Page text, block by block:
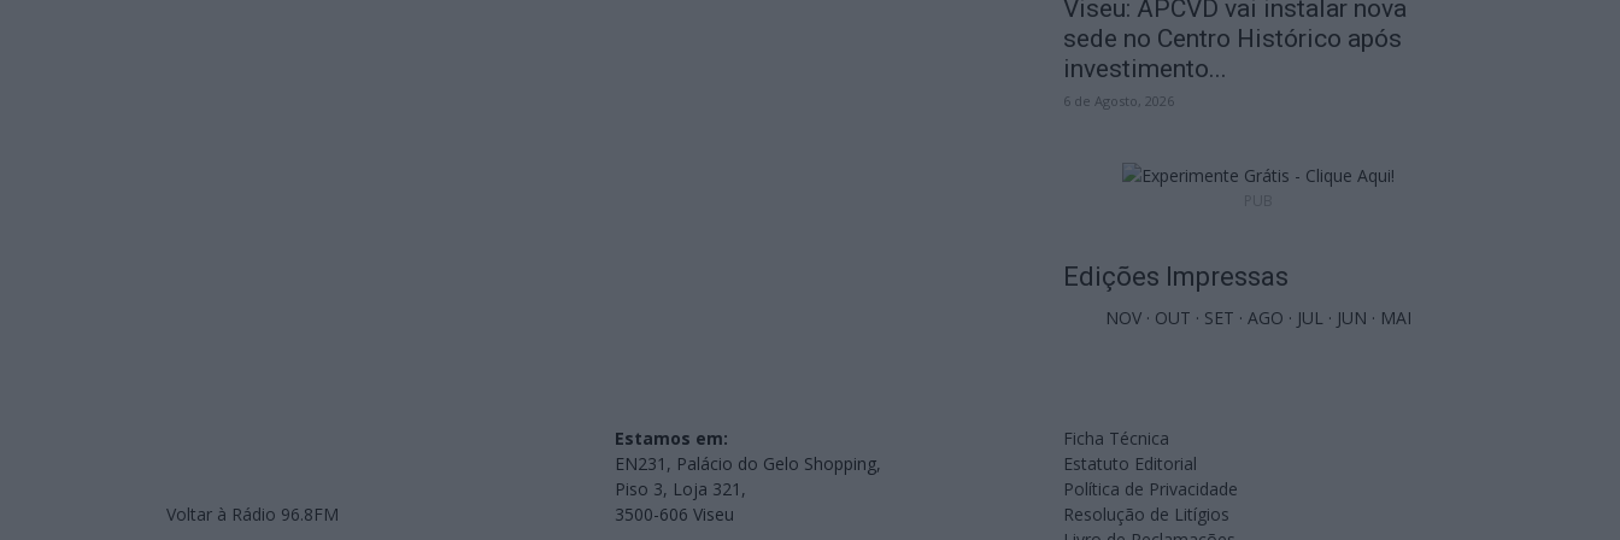
Viseu: APCVD vai instalar nova
sede no Centro Histórico após
investimento...
6 de Agosto, 2026
Edições Impressas
NOV · OUT · SET · AGO · JUL · JUN · MAI
Voltar à Rádio 96.8FM
Estamos em:
EN231, Palácio do Gelo Shopping,
Piso 3, Loja 321,
3500-606 Viseu
Ficha Técnica
Estatuto Editorial
Política de Privacidade
Resolução de Litígios